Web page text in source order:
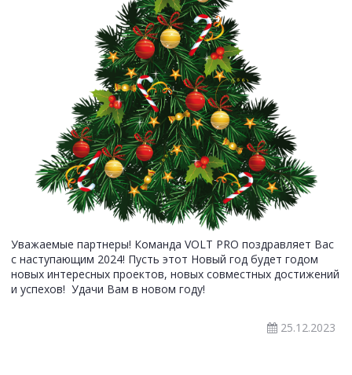
Уважаемые партнеры! Команда VOLT PRO поздравляет Вас
с наступающим 2024! Пусть этот Новый год будет годом
новых интересных проектов, новых совместных достижений
и успехов! Удачи Вам в новом году!
25.12.2023